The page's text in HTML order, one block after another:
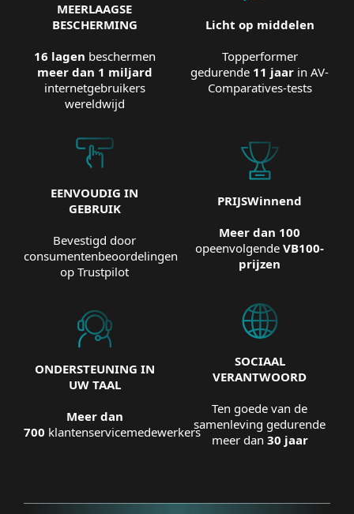
MEERLAAGSE
BESCHERMING
16 lagen beschermen
meer dan 1 miljard
internetgebruikers
wereldwijd
Licht op middelen
Topperformer
gedurende 11 jaar in AV-
Comparatives-tests
EENVOUDIG IN
GEBRUIK
Bevestigd door
consumentenbeoordelingen
op Trustpilot
PRIJSWinnend
Meer dan 100
opeenvolgende VB100-
prijzen
ONDERSTEUNING IN
UW TAAL
Meer dan
700 klantenservicemedewerkers
SOCIAAL
VERANTWOORD
Ten goede van de
samenleving gedurende
meer dan 30 jaar